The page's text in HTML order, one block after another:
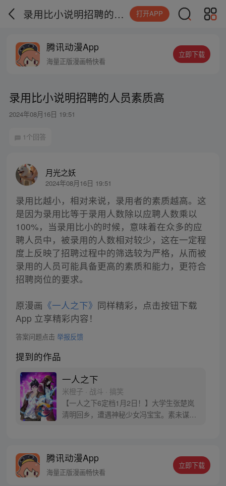
录用比小说明招聘的人员素质高 打开APP
腾讯动漫App
海量正版漫画畅快看
立即下载
录用比小说明招聘的人员素质高
2024年08月16日 19:51
1个回答
月光之妖
2024年08月16日 19:51
录用比越小，相对来说，录用者的素质越高。这
是因为录用比等于录用人数除以应聘人数乘以
100%，当录用比小的时候，意味着在众多的应
聘人员中，被录用的人数相对较少，这在一定程
度上反映了招聘过程中的筛选较为严格，从而被
录用的人员可能具备更高的素质和能力，更符合
招聘岗位的要求。
原漫画 《一人之下》 同样精彩，点击按钮下载
App 立享精彩内容！
答案问题点击 举报反馈
提到的作品
一人之下
米橙子 · 战斗 · 搞笑
【一人之下6定档1月2日！】大学生张楚岚
清明回乡，遭遇神秘少女冯宝宝。素未谋面
密，张楚岚的生活被彻底颠覆，与冯宝宝一
同踏上“异人”之旅。
腾讯动漫App
海量正版漫画畅快看
立即下载